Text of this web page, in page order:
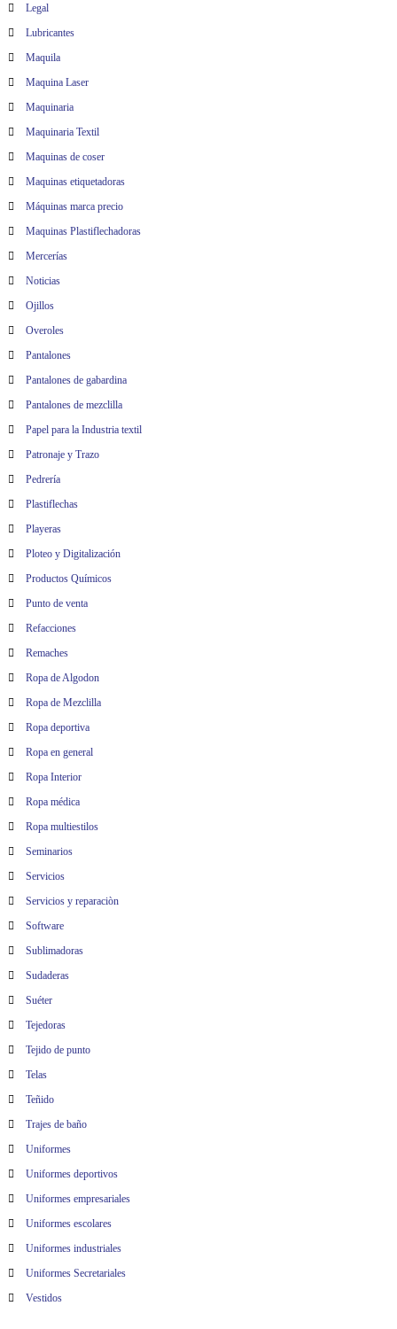
Legal
Lubricantes
Maquila
Maquina Laser
Maquinaria
Maquinaria Textil
Maquinas de coser
Maquinas etiquetadoras
Máquinas marca precio
Maquinas Plastiflechadoras
Mercerías
Noticias
Ojillos
Overoles
Pantalones
Pantalones de gabardina
Pantalones de mezclilla
Papel para la Industria textil
Patronaje y Trazo
Pedrería
Plastiflechas
Playeras
Ploteo y Digitalización
Productos Químicos
Punto de venta
Refacciones
Remaches
Ropa de Algodon
Ropa de Mezclilla
Ropa deportiva
Ropa en general
Ropa Interior
Ropa médica
Ropa multiestilos
Seminarios
Servicios
Servicios y reparaciòn
Software
Sublimadoras
Sudaderas
Suéter
Tejedoras
Tejido de punto
Telas
Teñido
Trajes de baño
Uniformes
Uniformes deportivos
Uniformes empresariales
Uniformes escolares
Uniformes industriales
Uniformes Secretariales
Vestidos